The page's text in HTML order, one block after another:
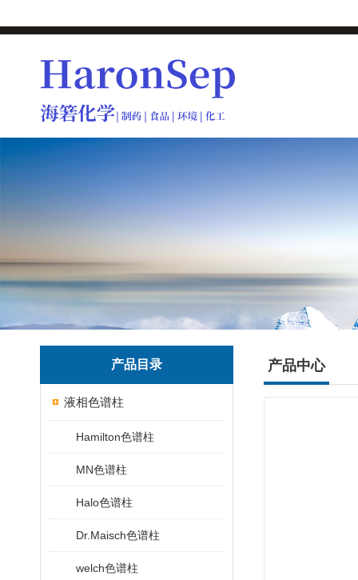
产品目录
液相色谱柱
Hamilton色谱柱
MN色谱柱
Halo色谱柱
Dr.Maisch色谱柱
welch色谱柱
产品中心